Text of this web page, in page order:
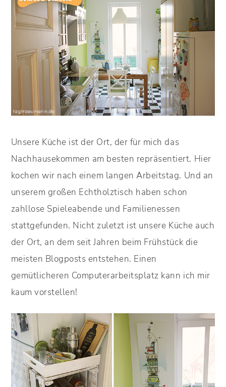
Unsere Küche ist der Ort, der für mich das
Nachhausekommen am besten repräsentiert. Hier
kochen wir nach einem langen Arbeitstag. Und an
unserem großen Echtholztisch haben schon
zahllose Spieleabende und Familienessen
stattgefunden. Nicht zuletzt ist unsere Küche auch
der Ort, an dem seit Jahren beim Frühstück die
meisten Blogposts entstehen. Einen
gemütlicheren Computerarbeitsplatz kann ich mir
kaum vorstellen!